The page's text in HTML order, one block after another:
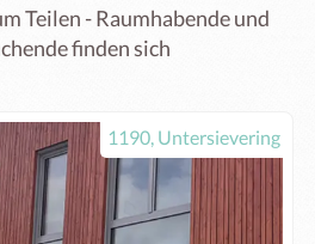
Teilen - Raumhabende und
finden sich
1190, Untersievering